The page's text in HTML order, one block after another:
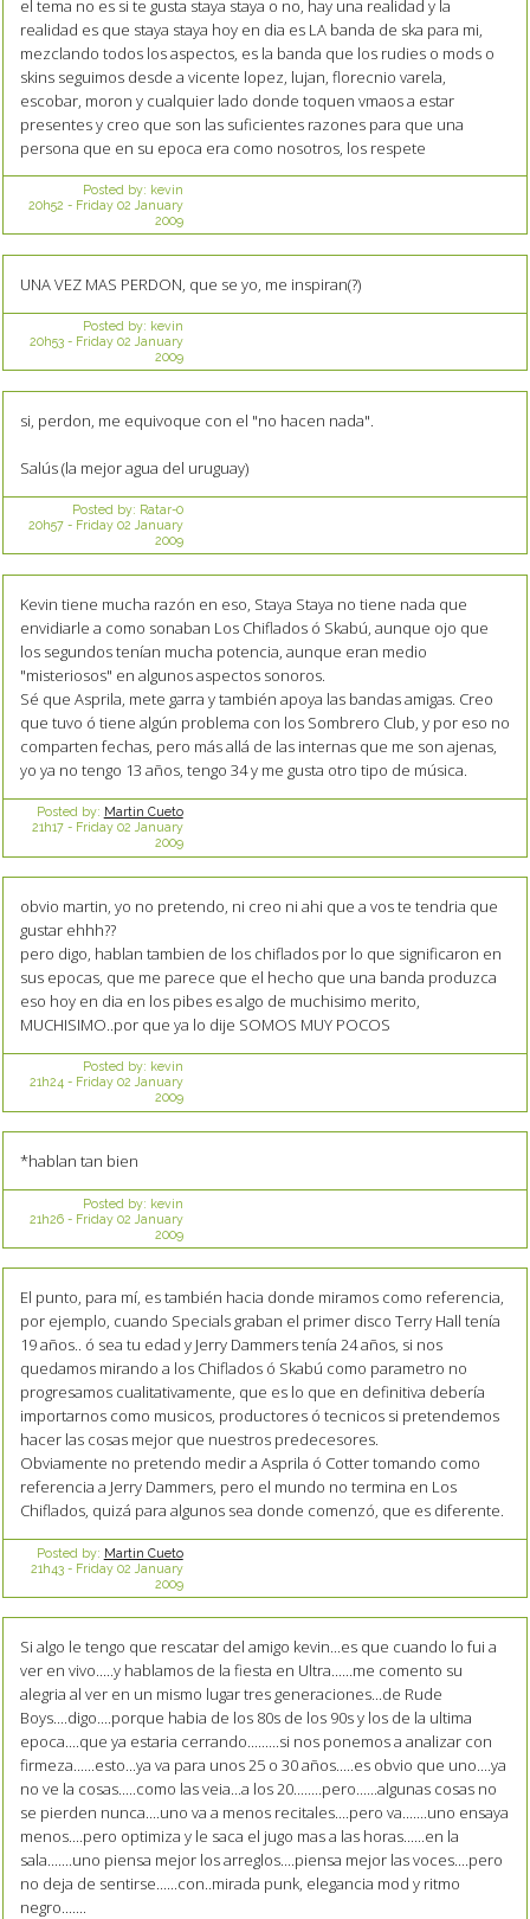
el tema no es si te gusta staya staya o no, hay una realidad y la
realidad es que staya staya hoy en dia es LA banda de ska para mi,
mezclando todos los aspectos, es la banda que los rudies o mods o
skins seguimos desde a vicente lopez, lujan, florecnio varela,
escobar, moron y cualquier lado donde toquen vmaos a estar
presentes y creo que son las suficientes razones para que una
persona que en su epoca era como nosotros, los respete
Posted by: kevin
20h52 - Friday 02 January
2009
UNA VEZ MAS PERDON, que se yo, me inspiran(?)
Posted by: kevin
20h53- Friday 02 January
2009
si, perdon, me equivoque con el "no hacen nada".
Salús (la mejor agua del uruguay)
Posted by: Ratar-0
20h57- Friday 02 January
2009
Kevin tiene mucha razón en eso, Staya Staya no tiene nada que
envidiarle a como sonaban Los Chiflados ó Skabú, aunque ojo que
los segundos tenían mucha potencia, aunque eran medio
"misteriosos" en algunos aspectos sonoros.
Sé que Asprila, mete garra y también apoya las bandas amigas. Creo
que tuvo ó tiene algún problema con los Sombrero Club, y por eso no
comparten fechas, pero más allá de las internas que me son ajenas,
yo ya no tengo 13 años, tengo 34 y me gusta otro tipo de música.
Posted by: Martin Cueto
21h17- Friday 02 January
2009
obvio martin, yo no pretendo, ni creo ni ahi que a vos te tendria que
gustar ehhh??
pero digo, hablan tambien de los chiflados por lo que significaron en
sus epocas, que me parece que el hecho que una banda produzca
eso hoy en dia en los pibes es algo de muchisimo merito,
MUCHISIMO..por que ya lo dije SOMOS MUY POCOS
Posted by: kevin
21h24- Friday 02 January
2009
*hablan tan bien
Posted by: kevin
21h26- Friday 02 January
2009
El punto, para mí, es también hacia donde miramos como referencia,
por ejemplo, cuando Specials graban el primer disco Terry Hall tenía
19 años.. ó sea tu edad y Jerry Dammers tenía 24 años, si nos
quedamos mirando a los Chiflados ó Skabú como parametro no
progresamos cualitativamente, que es lo que en definitiva debería
importarnos como musicos, productores ó tecnicos si pretendemos
hacer las cosas mejor que nuestros predecesores.
Obviamente no pretendo medir a Asprila ó Cotter tomando como
referencia a Jerry Dammers, pero el mundo no termina en Los
Chiflados, quizá para algunos sea donde comenzó, que es diferente.
Posted by: Martin Cueto
21h43- Friday 02 January
2009
Si algo le tengo que rescatar del amigo kevin...es que cuando lo fui a
ver en vivo.....y hablamos de la fiesta en Ultra......me comento su
alegria al ver en un mismo lugar tres generaciones...de Rude
Boys....digo....porque habia de los 80s de los 90s y los de la ultima
epoca....que ya estaria cerrando.........si nos ponemos a analizar con
firmeza......esto...ya va para unos 25 o 30 años.....es obvio que uno....ya
no ve la cosas.....como las veia...a los 20........pero......algunas cosas no
se pierden nunca....uno va a menos recitales....pero va.......uno ensaya
menos....pero optimiza y le saca el jugo mas a las horas......en la
sala.......uno piensa mejor los arreglos....piensa mejor las voces....pero
no deja de sentirse......con..mirada punk, elegancia mod y ritmo
negro.......